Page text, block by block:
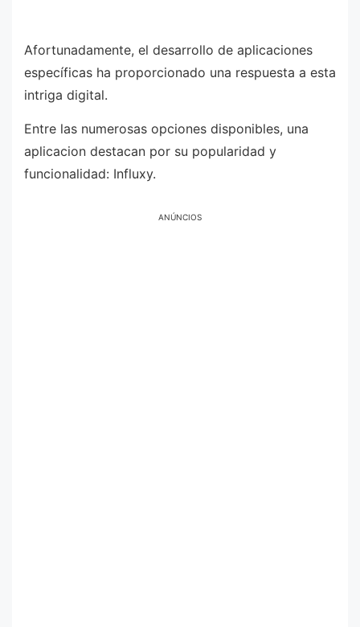
Afortunadamente, el desarrollo de aplicaciones
específicas ha proporcionado una respuesta a esta
intriga digital.
Entre las numerosas opciones disponibles, una
aplicacion destacan por su popularidad y
funcionalidad: Influxy.
ANÚNCIOS